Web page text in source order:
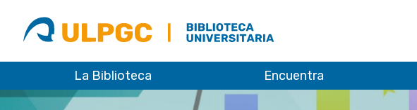
ULPGC
Biblioteca
ULPGC
La Biblioteca Encuentra